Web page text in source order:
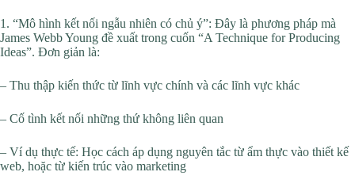
1. “Mô hình kết nối ngẫu nhiên có chủ ý”: Đây là phương pháp mà
James Webb Young đề xuất trong cuốn “A Technique for Producing
Ideas”. Đơn giản là:
– Thu thập kiến thức từ lĩnh vực chính và các lĩnh vực khác
– Cố tình kết nối những thứ không liên quan
– Ví dụ thực tế: Học cách áp dụng nguyên tắc từ ẩm thực vào thiết kế
web, hoặc từ kiến trúc vào marketing